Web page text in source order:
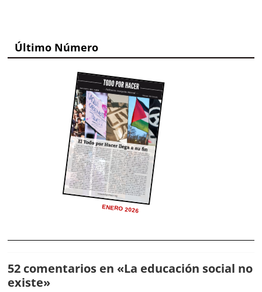
Último Número
ENERO 2026
52 comentarios en «La educación social no
existe»